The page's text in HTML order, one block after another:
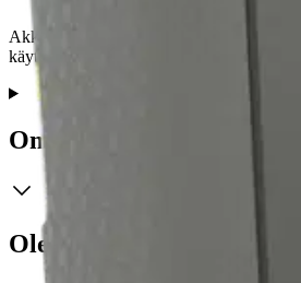
Akku 18V ONE+. Lithium+ 6,0 Ah.
käyttöaikaa, käyttöikää ja turvallisuutta,
Ominaisuudet
Oletko tyytyväinen